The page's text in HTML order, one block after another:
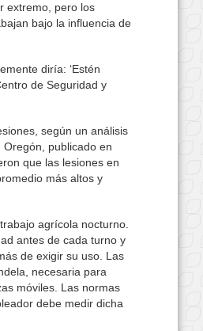
extremo, pero los
bajo la influencia de
diría: ‘Estén
de Seguridad y
según un análisis
publicado en
que las lesiones en
más altos y
agrícola nocturno.
antes de cada turno y
de exigir su uso. Las
necesaria para
móviles. Las normas
debe medir dicha